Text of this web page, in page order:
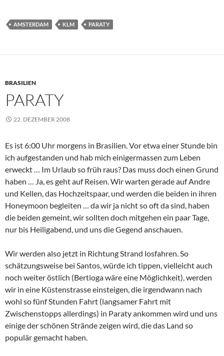
AMSTERDAM KLM PARATY
BRASILIEN
PARATY
22. DEZEMBER 2008
Es ist 6:00 Uhr morgens in Brasilien. Vor etwa einer Stunde bin
ich aufgestanden und hab mich einigermassen zum Leben
erweckt … Im Urlaub so früh raus? Das muss doch einen Grund
haben … Ja, es geht auf Reisen. Wir warten gerade auf Andre
und Kellen, das Hochzeitspaar, und werden die beiden in ihren
Honeymoon begleiten … da wir ja nicht so oft da sind, haben
die beiden gemeint, wir sollten doch mitgehen ein paar Tage,
nur bis Heiligabend, und uns die Gegend anschauen.
Wir werden also jetzt in Richtung Strand losfahren. So
schätzungsweise bei Santos, würde ich tippen, vielleicht auch
noch weiter östlich (Bertioga wäre eine Möglichkeit), werden
wir in eine Küstenstrasse einsteigen, die irgendwann nach
wohl so fünf Stunden Fahrt (langsamer Fahrt mit
Zwischenstopps allerdings) in Paraty ankommen wird und uns
einige der schönen Strände zeigen wird, die das Land so
populär gemacht haben.